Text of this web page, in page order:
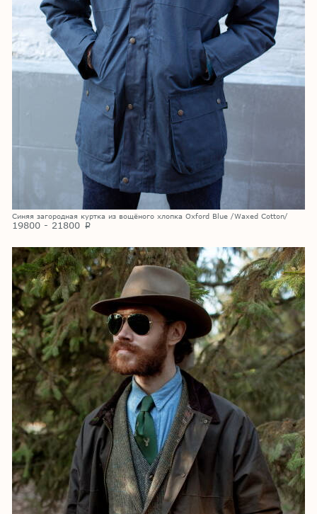
Синяя загородная куртка из вощёного хлопка Oxford Blue /Waxed Cotton/
19800 - 21800 p